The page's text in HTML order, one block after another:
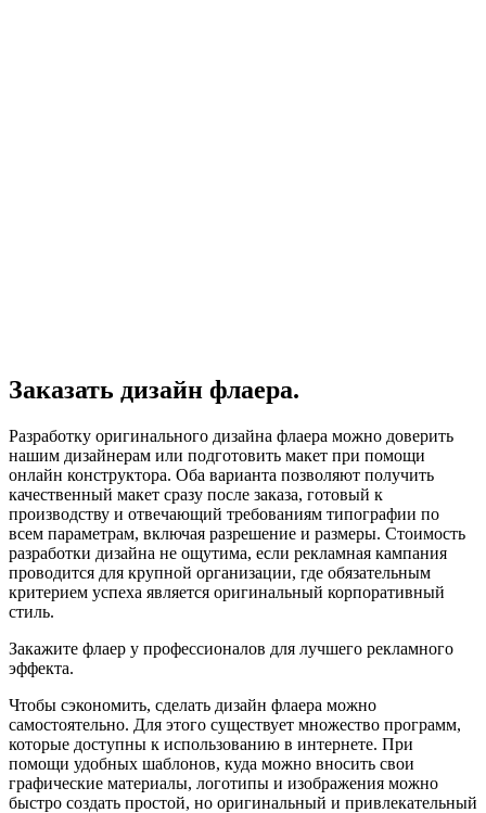
Заказать дизайн флаера.
Разработку оригинального дизайна флаера можно доверить
нашим дизайнерам или подготовить макет при помощи
онлайн конструктора. Оба варианта позволяют получить
качественный макет сразу после заказа, готовый к
производству и отвечающий требованиям типографии по
всем параметрам, включая разрешение и размеры. Стоимость
разработки дизайна не ощутима, если рекламная кампания
проводится для крупной организации, где обязательным
критерием успеха является оригинальный корпоративный
стиль.
Закажите флаер у профессионалов для лучшего рекламного
эффекта.
Чтобы сэкономить, сделать дизайн флаера можно
самостоятельно. Для этого существует множество программ,
которые доступны к использованию в интернете. При
помощи удобных шаблонов, куда можно вносить свои
графические материалы, логотипы и изображения можно
быстро создать простой, но оригинальный и привлекательный